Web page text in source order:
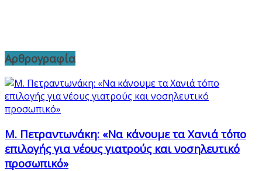
Αρθρογραφία
Μ. Πετραντωνάκη: «Να κάνουμε τα Χανιά τόπο
επιλογής για νέους γιατρούς και νοσηλευτικό
προσωπικό»